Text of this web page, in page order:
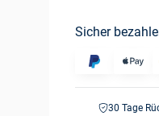
Sicher
30 Tage